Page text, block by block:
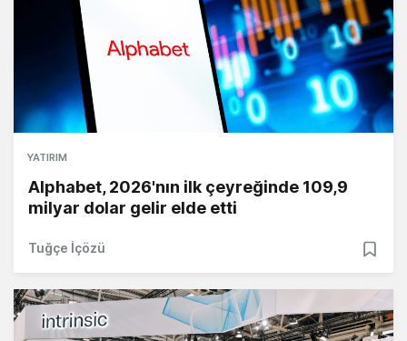
YATIRIM
Alphabet, 2026'nın ilk çeyreğinde 109,9
milyar dolar gelir elde etti
Tuğçe İçözü